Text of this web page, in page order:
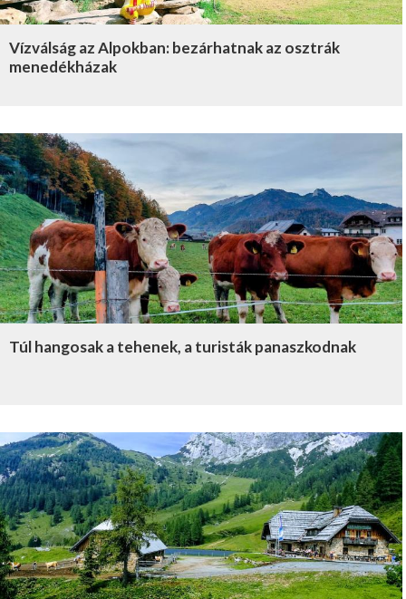
Vízválság az Alpokban: bezárhatnak az osztrák
menedékházak
Túl hangosak a tehenek, a turisták panaszkodnak